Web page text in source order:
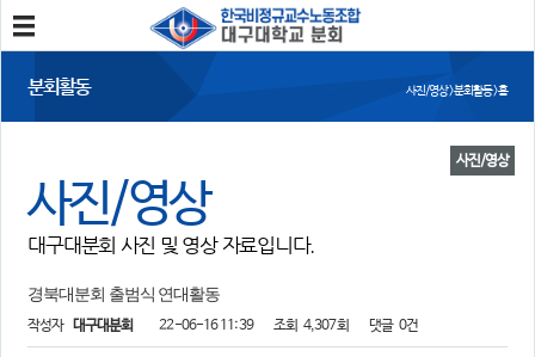
분회소개
분회활동
공지사항
사진/영상
정보와 소식
분회활동 사진/영상 > 분회활동 > 홈
사진/영상
대구대분회 사진 및 영상 자료입니다.
사진/영상
경북대분회 출범식 연대활동
작성자 대구대분회 22-06-16 11:39 조회 4,307회 댓글 0건